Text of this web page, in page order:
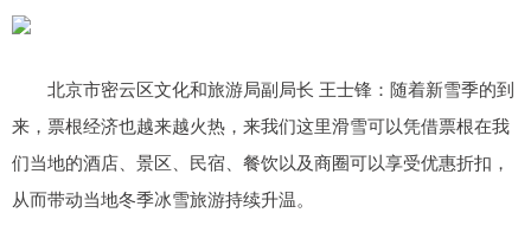
北京市密云区文化和旅游局副局长 王士锋：随着新雪季的到
来，票根经济也越来越火热，来我们这里滑雪可以凭借票根在我
们当地的酒店、景区、民宿、餐饮以及商圈可以享受优惠折扣，
从而带动当地冬季冰雪旅游持续升温。